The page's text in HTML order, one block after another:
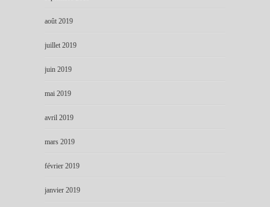
août 2019
juillet 2019
juin 2019
mai 2019
avril 2019
mars 2019
février 2019
janvier 2019